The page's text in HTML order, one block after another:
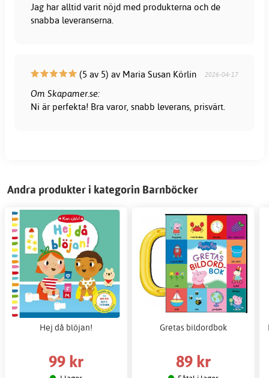
Jag har alltid varit nöjd med produkterna och de
snabba leveranserna.
(5 av 5) av Maria Susan Körlin 2026-04-17
Om Skapamer.se:
Ni är perfekta! Bra varor, snabb leverans, prisvärt.
Andra produkter i kategorin Barnböcker
Hej då blöjan!
99 kr
Gretas bildordbok
89 kr